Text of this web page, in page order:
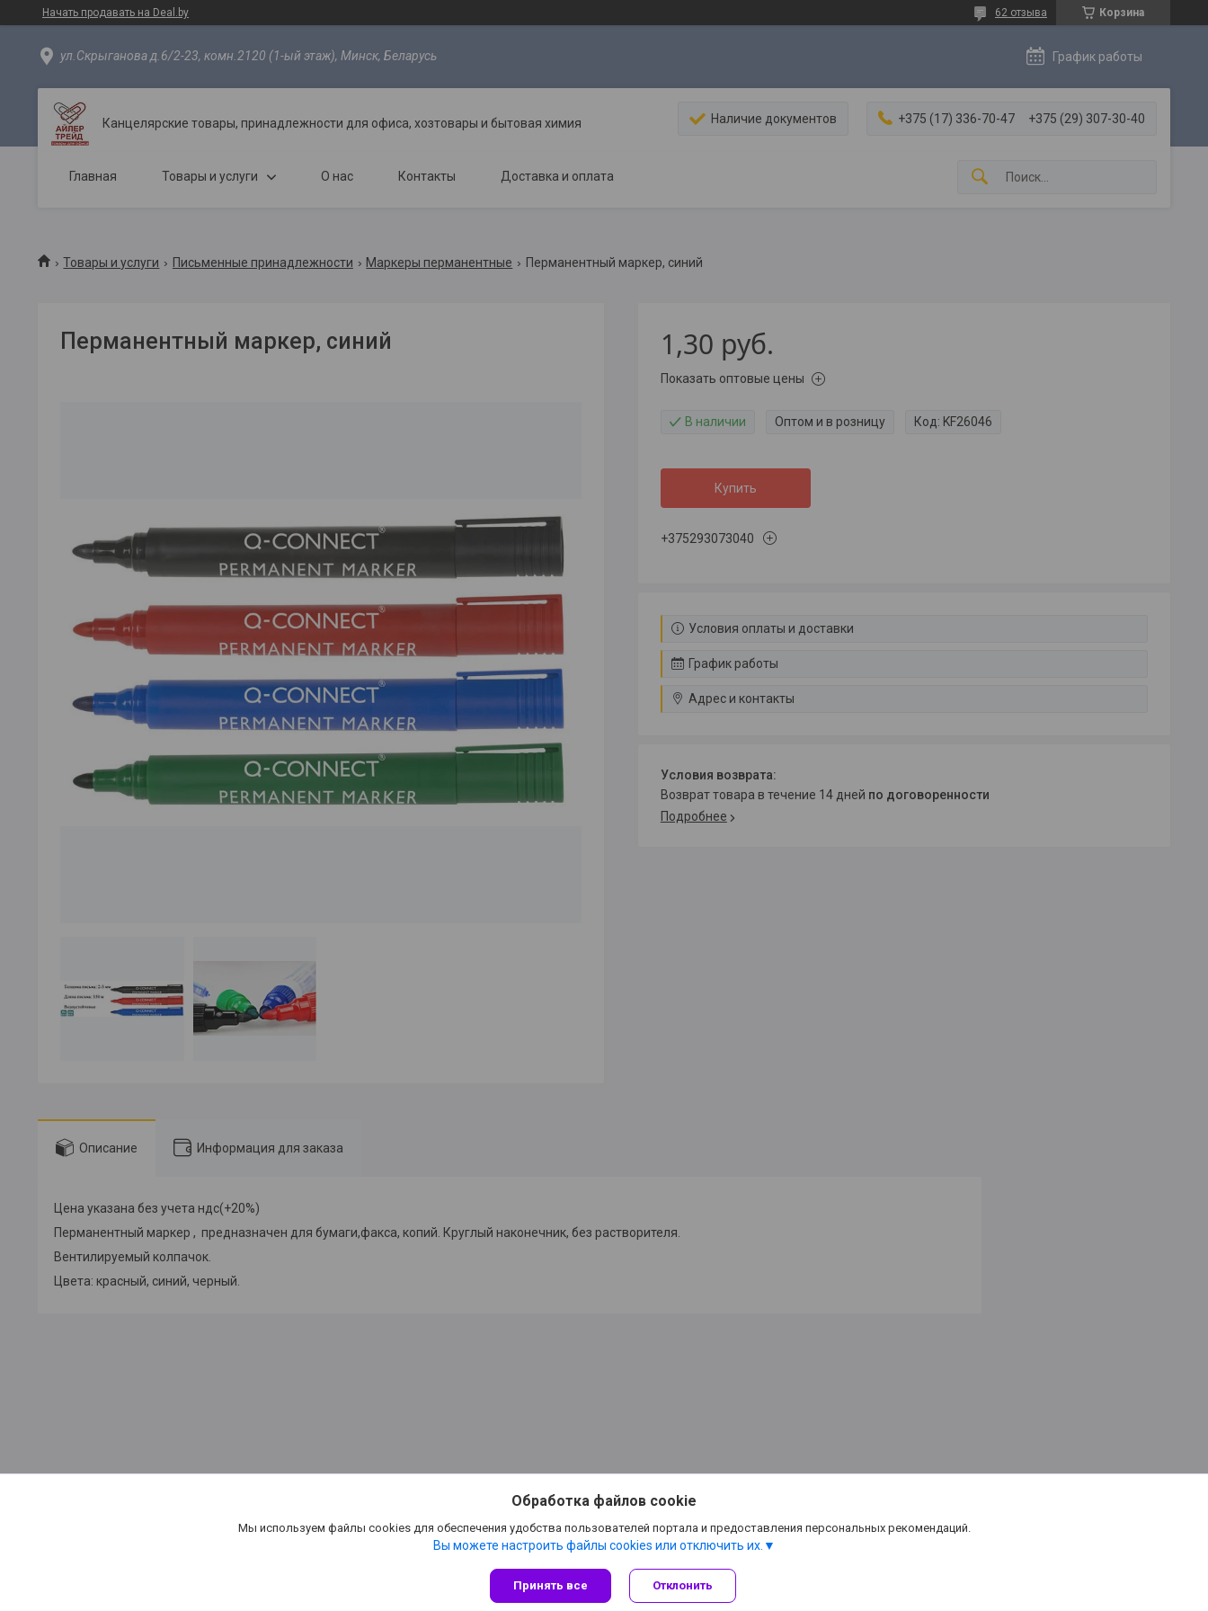
Начать продавать на Deal.by Корзина
62 отзыва
ул.Скрыганова д.6/2-23, комн.2120 (1-ый этаж), Минск, Беларусь График работы
Канцелярские товары, принадлежности для офиса, хозтовары и бытовая химия Наличие документов +375 (17) 336-70-47 +375 (29) 307-30-40
Главная Товары и услуги О нас Контакты Доставка и оплата
Товары и услуги Письменные принадлежности Маркеры перманентные Перманентный маркер, синий
Перманентный маркер, синий 1,30 руб.
Показать оптовые цены
В наличии Оптом и в розницу Код: KF26046
Купить
+375293073040
Условия оплаты и доставки
График работы
Адрес и контакты
возврат товара в течение 14 дней по договоренности
Подробнее
Описание Информация для заказа
Цена указана без учета ндс(+20%)
Перманентный маркер , предназначен для бумаги,факса, копий. Круглый наконечник, без растворителя.
Вентилируемый колпачок.
Цвета: красный, синий, черный.
Сайт создан на платформе Deal.by
Политика обработки файлов cookies
Обработка файлов cookie
Мы используем файлы cookies для обеспечения удобства пользователей портала и предоставления персональных рекомендаций.
Вы можете настроить файлы cookies или отключить их.
Принять все Отклонить